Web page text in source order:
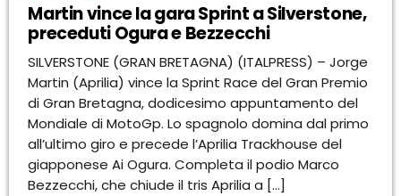
Martin vince la gara Sprint a Silverstone,
preceduti Ogura e Bezzecchi
SILVERSTONE (GRAN BRETAGNA) (ITALPRESS) – Jorge
Martin (Aprilia) vince la Sprint Race del Gran Premio
di Gran Bretagna, dodicesimo appuntamento del
Mondiale di MotoGp. Lo spagnolo domina dal primo
all’ultimo giro e precede l’Aprilia Trackhouse del
giapponese Ai Ogura. Completa il podio Marco
Bezzecchi, che chiude il tris Aprilia a […]